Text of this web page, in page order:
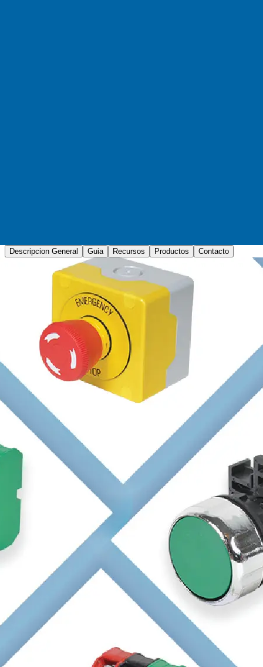
Descripcion General Guia Recursos Productos Contacto